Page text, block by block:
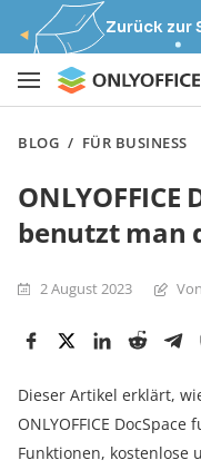
Zurück zur
BLOG / FÜR BUSINESS
ONLYOFFICE
benutzt man
2 August 2023
Dieser Artikel erklärt,
ONLYOFFICE
Funktionen, kostenlose